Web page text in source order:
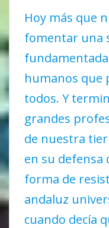
Hoy más que
fomentar una
humanos que
todos. Y
grandes
de nuestra
en su defensa
forma de
andaluz
cuando decía